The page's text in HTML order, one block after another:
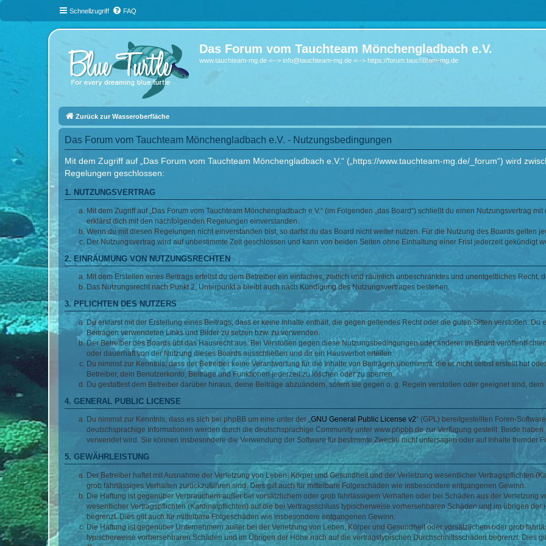
Schnellzugriff FAQ
Das Forum vom Tauchteam Mönchengladbach e.V.
www.tauchteam-mg.de <--> info@tauchteam-mg.de <--> https://forum.tauchteam-mg.de
Zurück zur Wasseroberfläche
Das Forum vom Tauchteam Mönchengladbach e.V. - Nutzungsbedingungen
Mit dem Zugriff auf „Das Forum vom Tauchteam Mönchengladbach e.V.“ („https://www.tauchteam-mg.de/_forum“) wird
Regelungen geschlossen:
1. NUTZUNGSVERTRAG
Mit dem Zugriff auf „Das Forum vom Tauchteam Mönchengladbach e.V.“ (im Folgenden „das Board“) schließt du einen Nutzungsvertrag
erklärst dich mit den nachfolgenden Regelungen einverstanden.
Wenn du mit diesen Regelungen nicht einverstanden bist, so darfst du das Board nicht weiter nutzen. Für die Nutzung des Boards gelten
Der Nutzungsvertrag wird auf unbestimmte Zeit geschlossen und kann von beiden Seiten ohne Einhaltung einer Frist jederzeit gekündigt
2. EINRÄUMUNG VON NUTZUNGSRECHTEN
Mit dem Erstellen eines Beitrags erteilst du dem Betreiber ein einfaches, zeitlich und räumlich unbeschränktes und unentgeltliches Recht,
Das Nutzungsrecht nach Punkt 2, Unterpunkt a bleibt auch nach Kündigung des Nutzungsvertrages bestehen.
3. PFLICHTEN DES NUTZERS
Du erklärst mit der Erstellung eines Beitrags, dass er keine Inhalte enthält, die gegen geltendes Recht oder die guten Sitten verstoßen.
Beiträgen verwendeten Links und Bilder zu setzen bzw. zu verwenden.
Der Betreiber des Boards übt das Hausrecht aus. Bei Verstößen gegen diese Nutzungsbedingungen oder anderer im Board
oder dauerhaft von der Nutzung dieses Boards ausschließen und dir ein Hausverbot erteilen.
Du nimmst zur Kenntnis, dass der Betreiber keine Verantwortung für die Inhalte von Beiträgen übernimmt, die er nicht selbst erstellt hat
Betreiber, dein Benutzerkonto, Beiträge und Funktionen jederzeit zu löschen oder zu sperren.
Du gestattest dem Betreiber darüber hinaus, deine Beiträge abzuändern, sofern sie gegen o. g. Regeln verstoßen oder geeignet sind,
4. GENERAL PUBLIC LICENSE
Du nimmst zur Kenntnis, dass es sich bei phpBB um eine unter der „GNU General Public License v2“ (GPL) bereitgestellten Foren-
deutschsprachige Informationen werden durch die deutschsprachige Community unter www.phpbb.de zur Verfügung gestellt. Beide
verwendet wird. Sie können insbesondere die Verwendung der Software für bestimmte Zwecke nicht untersagen oder auf Inhalte fremder
5. GEWÄHRLEISTUNG
Der Betreiber haftet mit Ausnahme der Verletzung von Leben, Körper und Gesundheit und der Verletzung wesentlicher Vertragspflichten
grob fahrlässiges Verhalten zurückzuführen sind. Dies gilt auch für mittelbare Folgeschäden wie insbesondere entgangenen Gewinn.
Die Haftung ist gegenüber Verbrauchern außer bei vorsätzlichem oder grob fahrlässigem Verhalten oder bei Schäden aus der Verletzung
wesentlicher Vertragspflichten (Kardinalpflichten) auf die bei Vertragsschluss typischerweise vorhersehbaren Schäden und im übrigen
begrenzt. Dies gilt auch für mittelbare Folgeschäden wie insbesondere entgangenen Gewinn.
Die Haftung ist gegenüber Unternehmern außer bei der Verletzung von Leben, Körper und Gesundheit oder vorsätzlichem oder grob
typischerweise vorhersehbaren Schäden und im Übrigen der Höhe nach auf die vertragstypischen Durchschnittsschäden begrenzt. Dies